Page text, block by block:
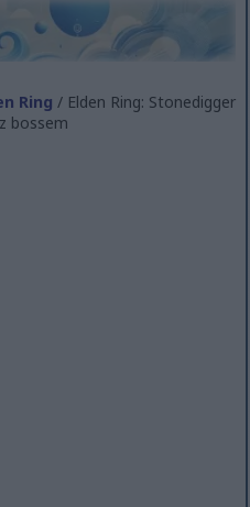
Ring / Elden Ring: Stonedigger
bossem